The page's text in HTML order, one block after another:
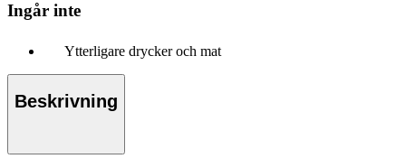
Ingår inte
Ytterligare drycker och mat
Beskrivning